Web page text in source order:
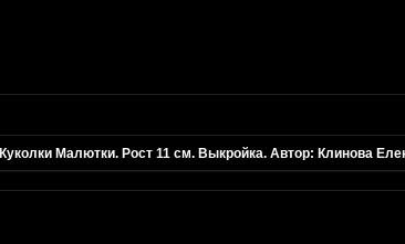
Куколки Малютки. Рост 11 см. Выкройка. Автор: Клинова